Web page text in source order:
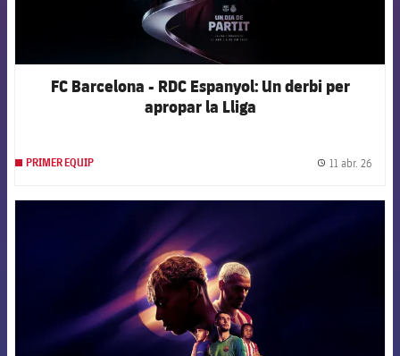
FC Barcelona - RDC Espanyol: Un derbi per
apropar la Lliga
PRIMER EQUIP 11 abr. 26